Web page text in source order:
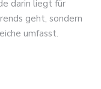
darin liegt für
geht, sondern
umfasst.